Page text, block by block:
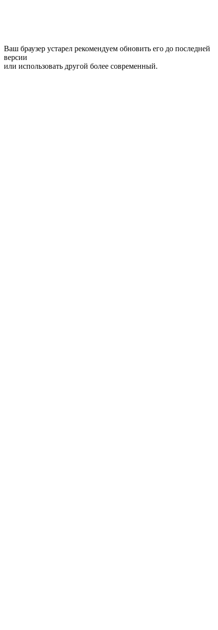
Ваш браузер устарел рекомендуем обновить его до последней
версии
или использовать другой более современный.